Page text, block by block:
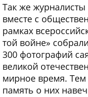
Так же журналисты
вместе с
рамках
той войне»
300 фотографий
великой
мирное время.
память о них